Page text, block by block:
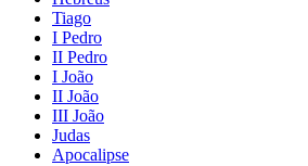
Tiago
I Pedro
II Pedro
I João
II João
III João
Judas
Apocalipse